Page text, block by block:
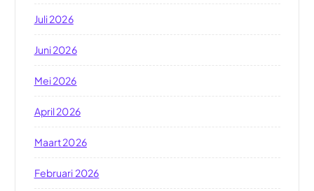
Juli 2026
Juni 2026
Mei 2026
April 2026
Maart 2026
Februari 2026